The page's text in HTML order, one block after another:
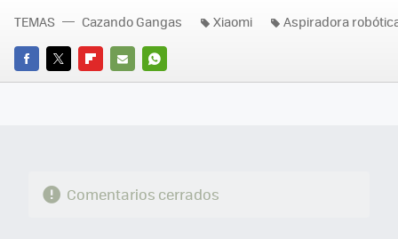
FACEBOOK
TWITTERFLIPBOARD
E-
WHATSAPP
TEMAS Cazando Gangas Xiaomi Aspiradora
Comentarios cerrados